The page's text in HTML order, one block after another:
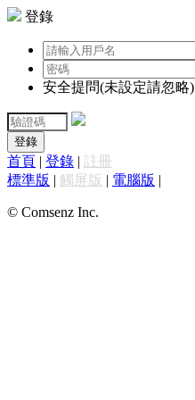
登錄
安全提問(未設定請忽略)
登錄
首頁 | 登錄 | 註冊
標準版 | 觸屏版 | 電腦版 |
© Comsenz Inc.